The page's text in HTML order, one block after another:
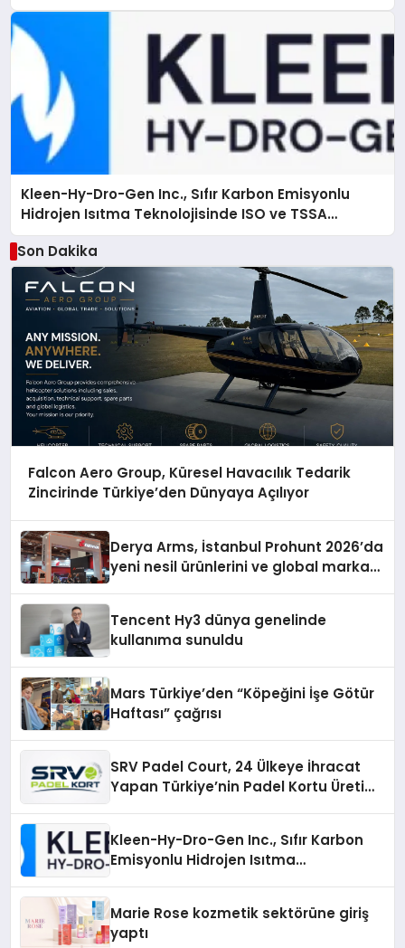
Kleen-Hy-Dro-Gen Inc., Sıfır Karbon Emisyonlu
Hidrojen Isıtma Teknolojisinde ISO ve TSSA
Düzenleyici Onaylarını Aldı
Son Dakika
Falcon Aero Group, Küresel Havacılık Tedarik
Zincirinde Türkiye’den Dünyaya Açılıyor
Derya Arms, İstanbul Prohunt 2026’da
yeni nesil ürünlerini ve global marka
Tencent Hy3 dünya genelinde
kullanıma sunuldu
Mars Türkiye’den “Köpeğini İşe Götür
Haftası” çağrısı
SRV Padel Court, 24 Ülkeye İhracat
Yapan Türkiye’nin Padel Kortu Üretim
Kleen-Hy-Dro-Gen Inc., Sıfır Karbon
Emisyonlu Hidrojen Isıtma
Marie Rose kozmetik sektörüne giriş
yaptı